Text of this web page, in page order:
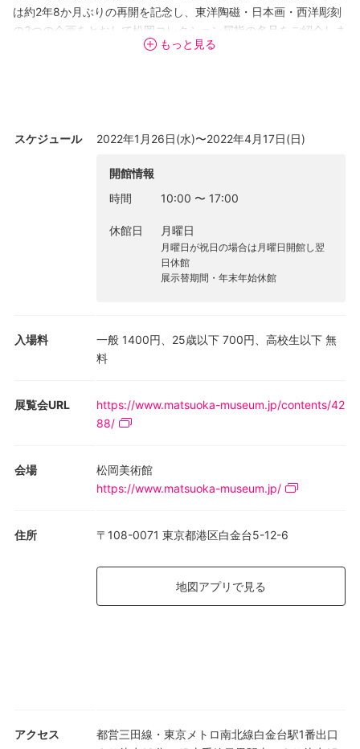
は約2年8か月ぶりの再開を記念し、東洋陶磁・日本画・西洋彫刻
の3つの企画をとおして松岡コレクション屈指の名品をご紹介しま
す。古代ギリシア・ローマの彫像から昭和の絵画作品まで、時を
もっと見る
スケジュール 2022年1月26日(水)〜2022年4月17日(日)
開館情報
時間
10:00 〜 17:00
休館日 月曜日
月曜日が祝日の場合は月曜日開館し翌
日休館
展示替期間・年末年始休館
入場料
一般 1400円、25歳以下 700円、高校生以下 無
料
展覧会URL
https://www.matsuoka-museum.jp/contents/42
88/
会場
松岡美術館
https://www.matsuoka-museum.jp/
住所 〒108-0071 東京都港区白金台5-12-6
地図アプリで見る
アクセス
都営三田線・東京メトロ南北線白金台駅1番出口